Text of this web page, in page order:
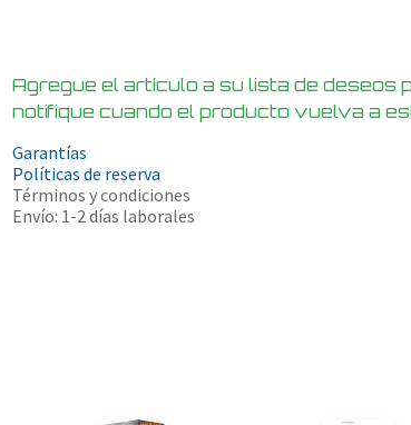
Agregue el artículo a su lista de deseos
notifique cuando el producto vuelva a
Garantías
Políticas de reserva
Términos y condiciones
Envío: 1-2 días laborales